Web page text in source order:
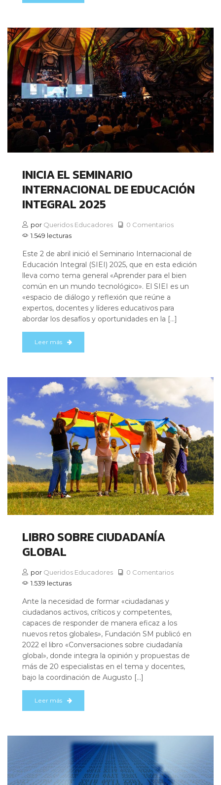
INICIA EL SEMINARIO
INTERNACIONAL DE EDUCACIÓN
INTEGRAL 2025
por Queridos Educadores
0 Comentarios
1.549 lecturas
Este 2 de abril inició el Seminario Internacional de
Educación Integral (SIEI) 2025, que en esta edición
lleva como tema general «Aprender para el bien
común en un mundo tecnológico». El SIEI es un
«espacio de diálogo y reflexión que reúne a
expertos, docentes y líderes educativos para
abordar los desafíos y oportunidades en la […]
Leer más
LIBRO SOBRE CIUDADANÍA
GLOBAL
por Queridos Educadores
0 Comentarios
1.539 lecturas
Ante la necesidad de formar «ciudadanas y
ciudadanos activos, críticos y competentes,
capaces de responder de manera eficaz a los
nuevos retos globales», Fundación SM publicó en
2022 el libro «Conversaciones sobre ciudadanía
global», donde integra la opinión y propuestas de
más de 20 especialistas en el tema y docentes,
bajo la coordinación de Augusto […]
Leer más